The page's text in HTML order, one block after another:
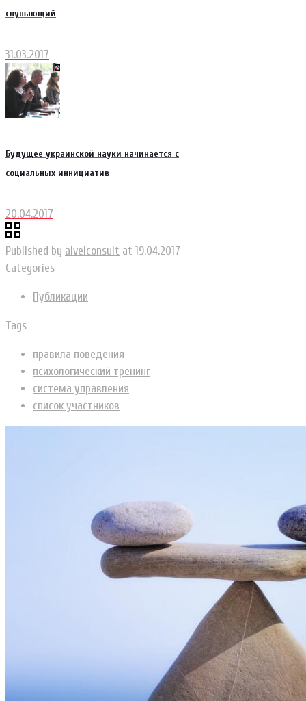
слушающий
31.03.2017
Будущее украинской науки начинается с
социальных иннициатив
20.04.2017
Published by alvelconsult at 19.04.2017
Categories
Публикации
Tags
правила поведения
психологический тренинг
система управления
список участников